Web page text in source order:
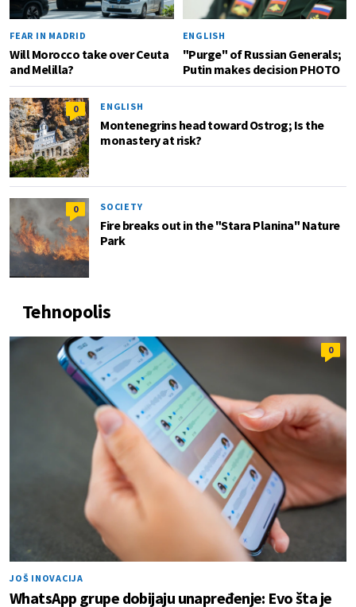
FEAR IN MADRID
Will Morocco take over Ceuta
and Melilla?
ENGLISH
"Purge" of Russian Generals;
Putin makes decision PHOTO
0 ENGLISH
Montenegrins head toward Ostrog; Is the
monastery at risk?
0 SOCIETY
Fire breaks out in the "Stara Planina" Nature
Park
Tehnopolis
0
JOŠ INOVACIJA
WhatsApp grupe dobijaju unapređenje: Evo šta je